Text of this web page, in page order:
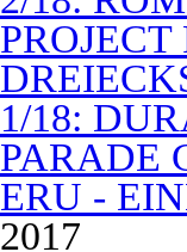
1/18:
PARADE
ERU -
2017